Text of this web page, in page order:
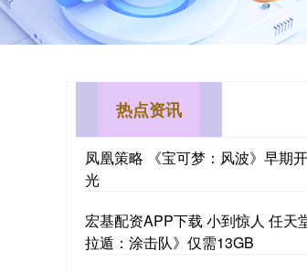
热点资讯
凤凰策略 《宝可梦：风波》早期
光
宏基配资APP下载 小到惊人 任天
拉遁：涂击队》仅需13GB